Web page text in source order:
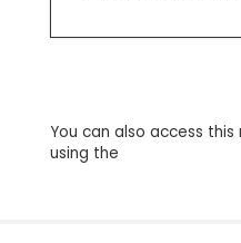
You can also access
using the